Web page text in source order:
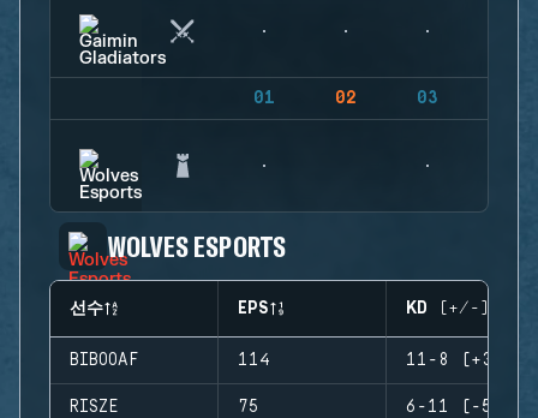
01 02 03
WOLVES ESPORTS
선수 EPS KD (+/-)
BIBOOAF 114 11-8 (+3)
RISZE 75 6-11 (-5)